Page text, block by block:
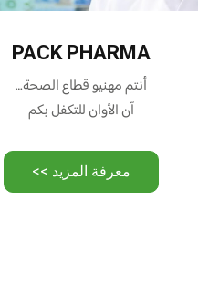
PACK PHARMA
أنتم مهنيو قطاع الصحة…
آن الأوان للتكفل بكم
معرفة المزيد >>